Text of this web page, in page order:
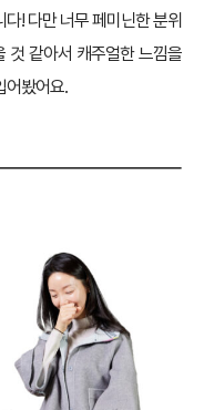
! 다만 너무 페미닌한 분위
것 같아서 캐주얼한 느낌을
어봤어요.